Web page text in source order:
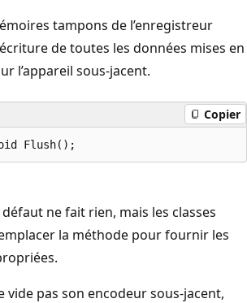
tampons de l’enregistreur
de toutes les données mises en
l’appareil sous-jacent.
Copier
Flush();
ne fait rien, mais les classes
la méthode pour fournir les
vide pas son encodeur sous-jacent,